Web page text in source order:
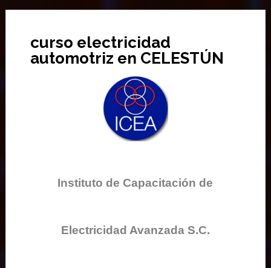
curso electricidad
automotriz en CELESTÚN
Instituto de Capacitación de
Electricidad Avanzada S.C.